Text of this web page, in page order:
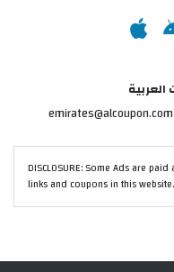
العربية
DISCLOSURE: Some Ads are
links and coupons in this website.